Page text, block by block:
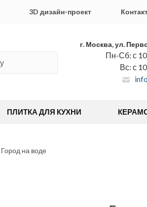
3D дизайн-проект
г. Москва, ул.
Пн-Сб: с
Вс: с
ПЛИТКА ДЛЯ КУХНИ
Город на воде